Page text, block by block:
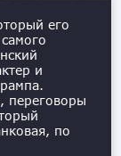
его
и
переговоры
по